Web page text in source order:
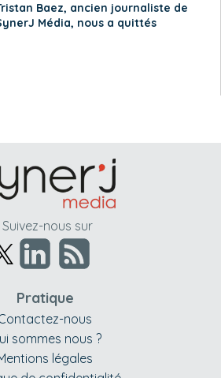
Baez, ancien journaliste de
Média, nous a quittés
Suivez-nous sur
Pratique
nous
sommes nous ?
légales